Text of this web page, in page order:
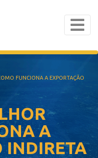
FUNCIONA A EXPORTAÇÃO
A
INDIRETA